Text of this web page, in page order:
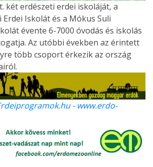
két erdészeti erdei iskoláját, a
Erdei Iskolát és a Mókus Suli
évente 6-7000 óvodás és iskolás
Az utóbbi években az érintett
több csoport érkezik az ország
- www.erdo-